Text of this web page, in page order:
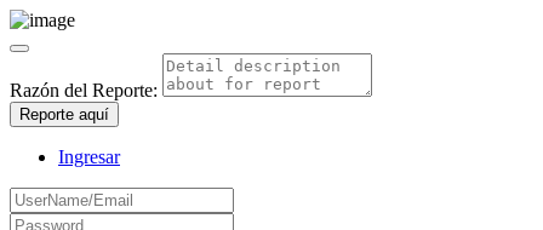
Razón del Reporte:
Reporte aquí
Ingresar